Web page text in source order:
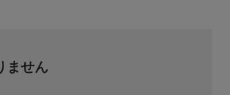
ません